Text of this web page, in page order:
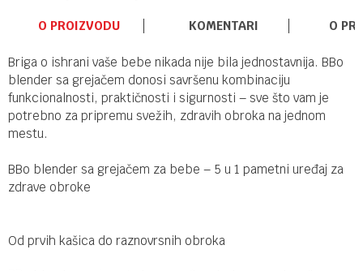
O PROIZVODU KOMENTARI O
Briga o ishrani vaše bebe nikada nije bila jednostavnija. BBo
blender sa grejačem donosi savršenu kombinaciju
funkcionalnosti, praktičnosti i sigurnosti – sve što vam je
potrebno za pripremu svežih, zdravih obroka na jednom
mestu.
BBo blender sa grejačem za bebe – 5 u 1 pametni uređaj za
zdrave obroke
Od prvih kašica do raznovrsnih obroka